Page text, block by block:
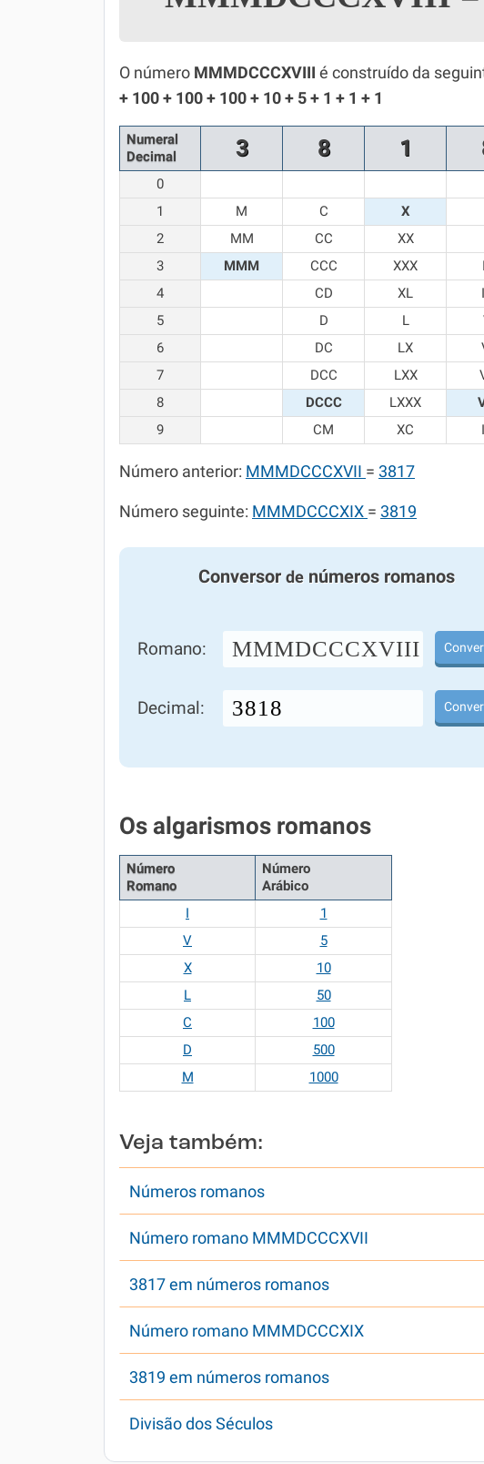
Química
Todos os Exercícios
O número MMMDCCCXVIII é construído da
+ 100 + 100 + 100 + 10 + 5 + 1 + 1 + 1
Numeral
Decimal
3 8 1
0
1
M C X
2
MM CC XX
3
MMM CCC XXX
4
CD XL
5
D L
6
DC LX
7
DCC LXX
8
DCCC LXXX
9
CM XC
Número anterior: MMMDCCCXVII = 3817
Número seguinte: MMMDCCCXIX = 3819
Conversor denúmeros romanos
Romano: MMMDCCCXVIII
Decimal:
Os algarismos romanos
Número
Romano
Número
Arábico
I
1
V
5
X
10
L
50
C
100
D
500
M
1000
Veja também:
Números romanos
Número romano MMMDCCCXVII
3817 em números romanos
Número romano MMMDCCCXIX
3819 em números romanos
Divisão dos Séculos